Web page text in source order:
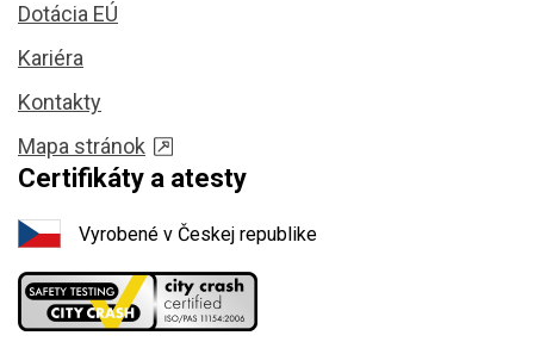
Dotácia EÚ
Kariéra
Kontakty
Mapa stránok
Certifikáty a atesty
Vyrobené v Českej republike